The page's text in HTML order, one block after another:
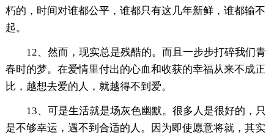
朽的，时间对谁都公平，谁都只有这几年新鲜，谁都输不
起。
12、然而，现实总是残酷的。而且一步步打碎我们青
春时的梦。在爱情里付出的心血和收获的幸福从来不成正
比，越想去爱的人，就越得不到爱。
13、可是生活就是场灰色幽默。很多人是很好的，只
是不够幸运，遇不到合适的人。因为即使愿意将就，其实